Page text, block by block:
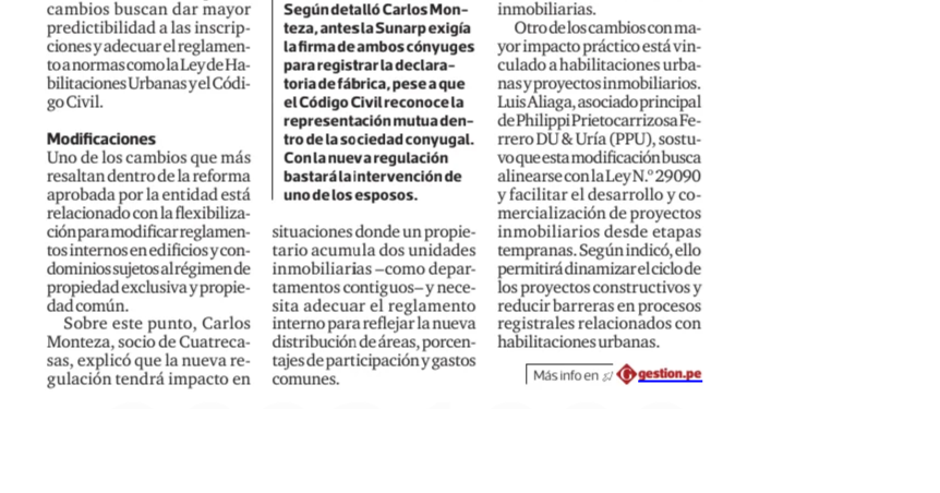
Cuéntanos, ¿Cómo
te podemos ayudar?